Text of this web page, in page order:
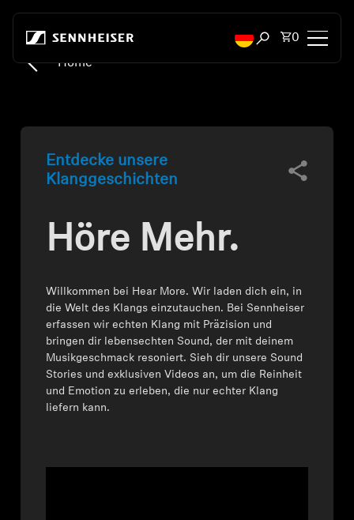
Suchfenster
Artikel im
0
Style
Bluetooth Dongles
Empfohlene Kopfhörer
Kopfhörer-Ersatzteile & Zubehör
Home
Entdecke unsere
Klanggeschichten
Höre Mehr.
Willkommen bei Hear More. Wir laden dich ein, in
die Welt des Klangs einzutauchen. Bei Sennheiser
erfassen wir echten Klang mit Präzision und
bringen dir lebensechten Sound, der mit deinem
Musikgeschmack resoniert. Sieh dir unsere Sound
Stories und exklusiven Videos an, um die Reinheit
und Emotion zu erleben, die nur echter Klang
liefern kann.